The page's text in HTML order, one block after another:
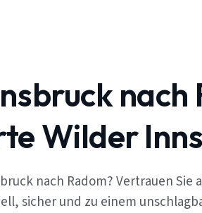
Wilder
nach Radom? Vertrauen Sie
sicher und zu einem